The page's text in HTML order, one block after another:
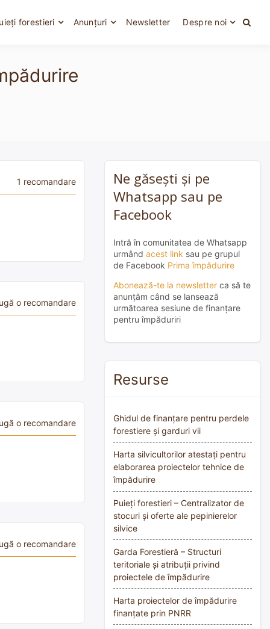
forestieri Anunțuri Newsletter Despre noi
1 recomandare
o recomandare
o recomandare
o recomandare
Ne găsești și pe
Whatsapp sau pe
Facebook
Intră în comunitatea de Whatsapp
urmând acest link sau pe grupul
de Facebook Prima împădurire
Abonează-te la newsletter ca să te
anunțăm când se lansează
următoarea sesiune de finanțare
pentru împăduriri
Resurse
Ghidul de finanțare pentru perdele
forestiere și garduri vii
Harta silvicultorilor atestați pentru
elaborarea proiectelor tehnice de
împădurire
Puieți forestieri – Centralizator de
stocuri și oferte ale pepinierelor
silvice
Garda Forestieră – Structuri
teritoriale și atribuții privind
proiectele de împădurire
Harta proiectelor de împădurire
finanțate prin PNRR